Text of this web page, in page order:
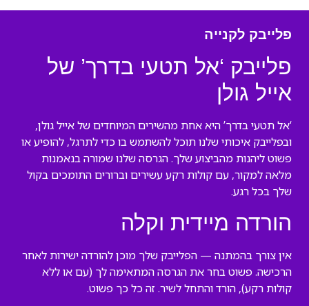
פלייבק לקנייה
פלייבק ‘אל תטעי בדרך’ של
אייל גולן
‘אל תטעי בדרך’ היא אחת מהשירים המיוחדים של אייל גולן,
ובפלייבק איכותי שלנו תוכל להשתמש בו כדי לתרגל, להופיע או
פשוט ליהנות מהביצוע שלך. הגרסה שלנו שמורה בנאמנות
מלאה למקור, עם קולות רקע עשירים וברורים התומכים בקול
שלך בכל רגע.
הורדה מיידית וקלה
אין צורך בהמתנה — הפלייבק שלך מוכן להורדה ישירות לאחר
הרכישה. פשוט בחר את הגרסה המתאימה לך (עם או ללא
קולות רקע), הורד והתחל לשיר. זה כל כך פשוט.